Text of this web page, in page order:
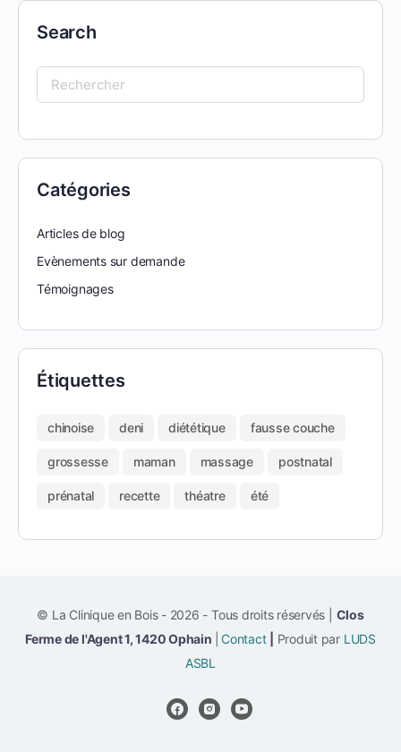
Search
Search
for:
Catégories
Articles de blog
Evènements sur demande
Témoignages
Étiquettes
chinoise deni diététique fausse couche
grossesse maman massage postnatal
prénatal recette théatre été
© La Clinique en Bois - 2026 - Tous droits réservés | Clos
Ferme de l'Agent 1, 1420 Ophain
Contact Produit par LUDS
ASBL